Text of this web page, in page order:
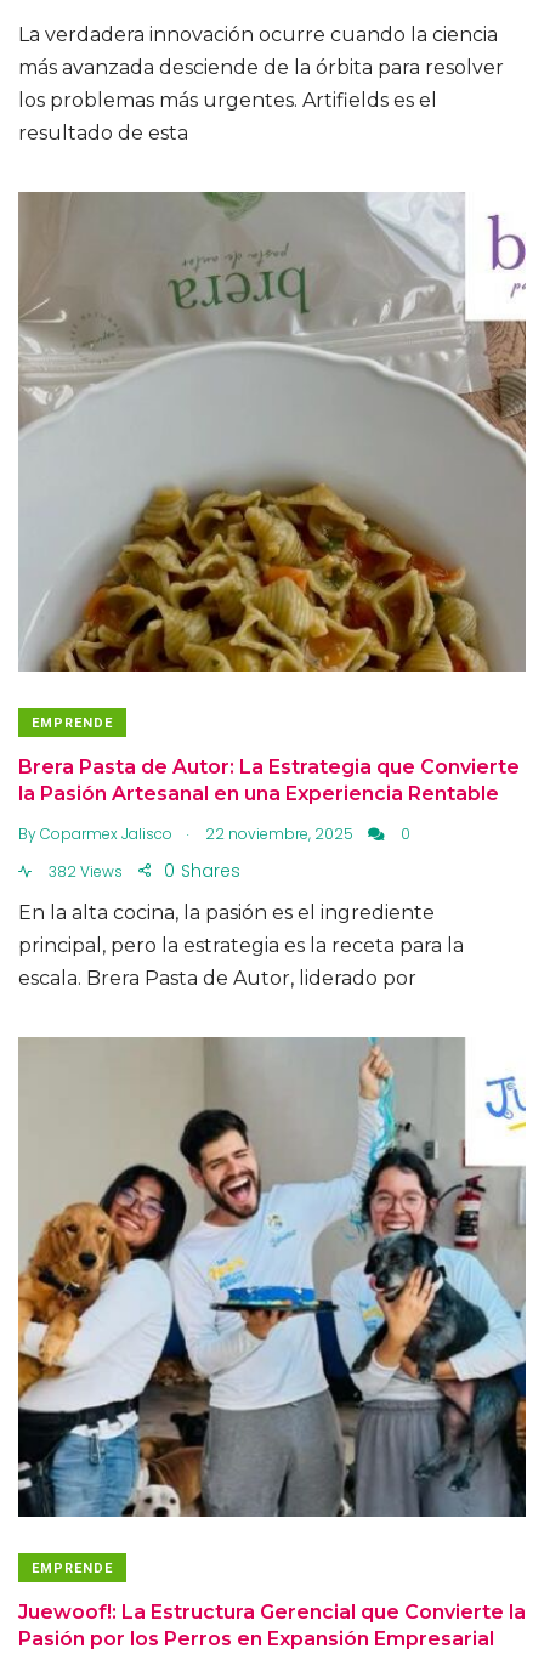
La verdadera innovación ocurre cuando la ciencia
más avanzada desciende de la órbita para resolver
los problemas más urgentes. Artifields es el
resultado de esta
EMPRENDE
Brera Pasta de Autor: La Estrategia que Convierte
la Pasión Artesanal en una Experiencia Rentable
ByCoparmex Jalisco . 22 noviembre, 2025
0
382 Views
Shares
0
En la alta cocina, la pasión es el ingrediente
principal, pero la estrategia es la receta para la
escala. Brera Pasta de Autor, liderado por
EMPRENDE
Juewoof!: La Estructura Gerencial que Convierte la
Pasión por los Perros en Expansión Empresarial